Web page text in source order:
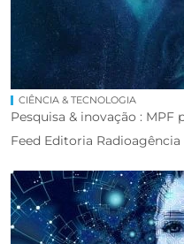
CIÊNCIA & TECNOLOGIA
Pesquisa & inovação : MPF
Feed Editoria Radioagência